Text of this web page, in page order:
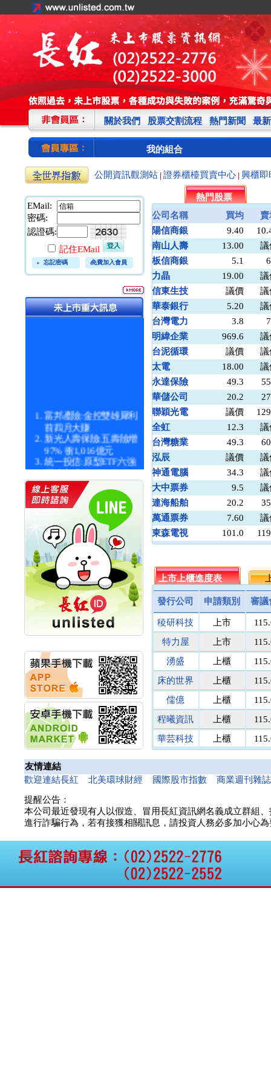
關於我們 股票交割流程 熱門新聞 最
我的組合
公開資訊觀測站 證券櫃檯買賣中心 興櫃即
EMail:
密碼:
認證碼:
記住EMail
忘記密碼 免費加入會員
富邦產險:金控雙雄犀利
前四月大賺
新光人壽保險:五壽險增
97% 衝1,016億元
統一投信:原型ETF六強
漲逾九成
統一投信:主動式ETF溢
價 被盯上
新光人壽保險:新壽Q1外
價金將達996億
宇辰系統科技:宇辰業績
創新高 啟動興櫃轉上櫃
計畫
明緯企業:明緯永續科技
競賽 以電源驅動善的力
量
秀育企業:秀育SHO-U儲
能系統 獲國內首張CNS
認證
聯博投信:聯博00404A
華旭先進:代重要子公司
碩通散熱股份有限公司
公告董事會通過發言人
及代理發
華旭先進:代重要子公司
碩通散熱股份有限公司
公告董事會決議發行員
工認股權
華旭先進:代重要子公司
公告董事會追認113年
向關係
碩通散熱股份有限公司
公告向關係人取得使用
權資產
BeliteBio,Inc公告受邀參
加第27屆眼
巨生生醫:公告本公司
MPB-1523MRI顯影劑-
熱門股票
公司名稱
買均
陽信商銀
9.40
南山人壽
13.00
板信商銀
5.1
力晶
19.00
信東生技
議價
華泰銀行
5.20
台灣電力
3.8
明緯企業
969.6
台泥循環
議價
太電
18.00
永達保險
49.3
華儲公司
20.2
聯穎光電
議價
全虹
12.3
台灣糖業
49.3
泓辰
議價
神通電腦
34.3
大中票券
9.5
連海船舶
20.2
萬通票券
7.60
東森電視
101.0
台灣集保
131.1
馬上發
議價
民間全民
議價
鎧鉅科技
議價
萬里遊
10.0
醫電鼎眾
議價
三信商銀
議價
菘凱科技
議價
東盈光電
議價
匯頂電腦
議價
南美特科
議價
台塑網科
70.00
捷揚光電
議價
新德科技
議價
諾瓦材料
議價
智安電子
議價
穩晟材料
騰錂鐳射
茂德科技
上市上櫃進度表 上
發行公司 申請類別 審議
稜研科技 上市
特力屋
上市
湧盛
上櫃
床的世界
上櫃
儒億
上櫃
程曦資訊
上櫃
華芸科技
上櫃
精華生醫
上櫃
和亞智慧
上櫃
友情連結
歡迎連結長紅
北美環球財經 國際股市指數 商業週刊雜
提醒公告：
本公司最近發現有人以假造、冒用長紅資訊網名義成立群組
進行詐騙行為，若有接獲相關訊息，請投資人務必多加小心